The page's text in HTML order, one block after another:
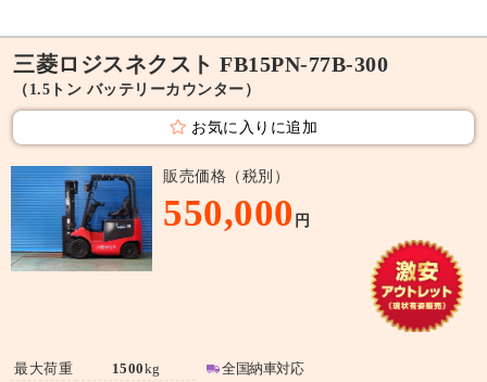
三菱ロジスネクスト FB15PN-77B-300
（1.5トン バッテリーカウンター）
お気に入りに追加
販売価格（税別）
550,000 円
最大荷重
1500kg
全国納車対応